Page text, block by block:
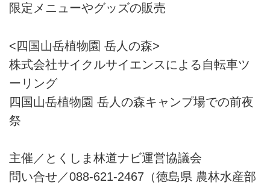
限定メニューやグッズの販売
<四国山岳植物園 岳人の森>
株式会社サイクルサイエンスによる自転車ツ
ーリング
四国山岳植物園 岳人の森キャンプ場での前夜
祭
主催／とくしま林道ナビ運営協議会
問い合せ／088-621-2467（徳島県 農林水産部